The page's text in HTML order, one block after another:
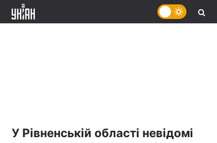
У Рівненській області невідомі